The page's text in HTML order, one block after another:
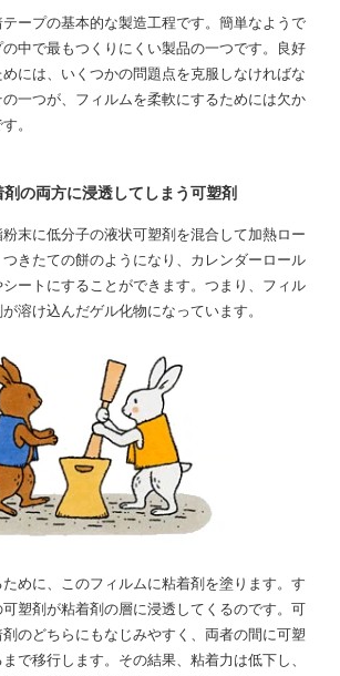
ープの基本的な製造工程です。簡単なようで
中で最もつくりにくい製品の一つです。良好
には、いくつかの問題点を克服しなければな
一つが、フィルムを柔軟にするためには欠か
。
の両方に浸透してしまう可塑剤
末に低分子の液状可塑剤を混合して加熱ロー
きたての餅のようになり、カレンダーロール
ートにすることができます。つまり、フィル
溶け込んだゲル化物になっています。
めに、このフィルムに粘着剤を塗ります。す
塑剤が粘着剤の層に浸透してくるのです。可
のどちらにもなじみやすく、両者の間に可塑
で移行します。その結果、粘着力は低下し、